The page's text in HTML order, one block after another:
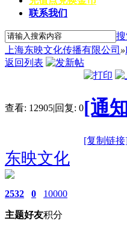
联系我们
上海东映文化传播有限公司 »
返回列表
查看: 12905|回复: 0[通
[复制链
东映文化
2532
主题
0
好友
10000
积分